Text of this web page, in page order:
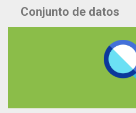
Datos
Conjunto de datos